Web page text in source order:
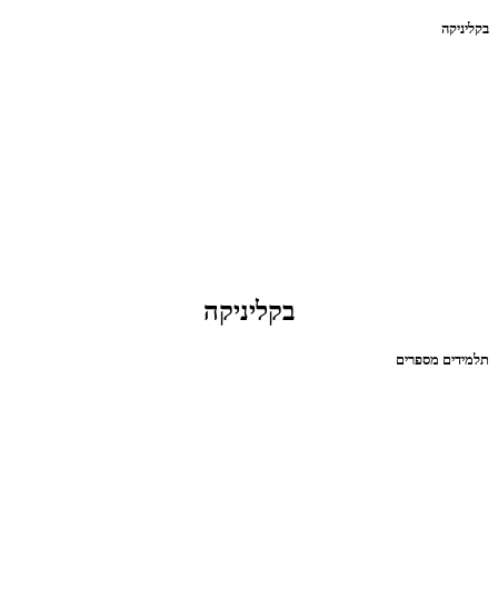
בקליניקה
בקליניקה
תלמידים מספרים